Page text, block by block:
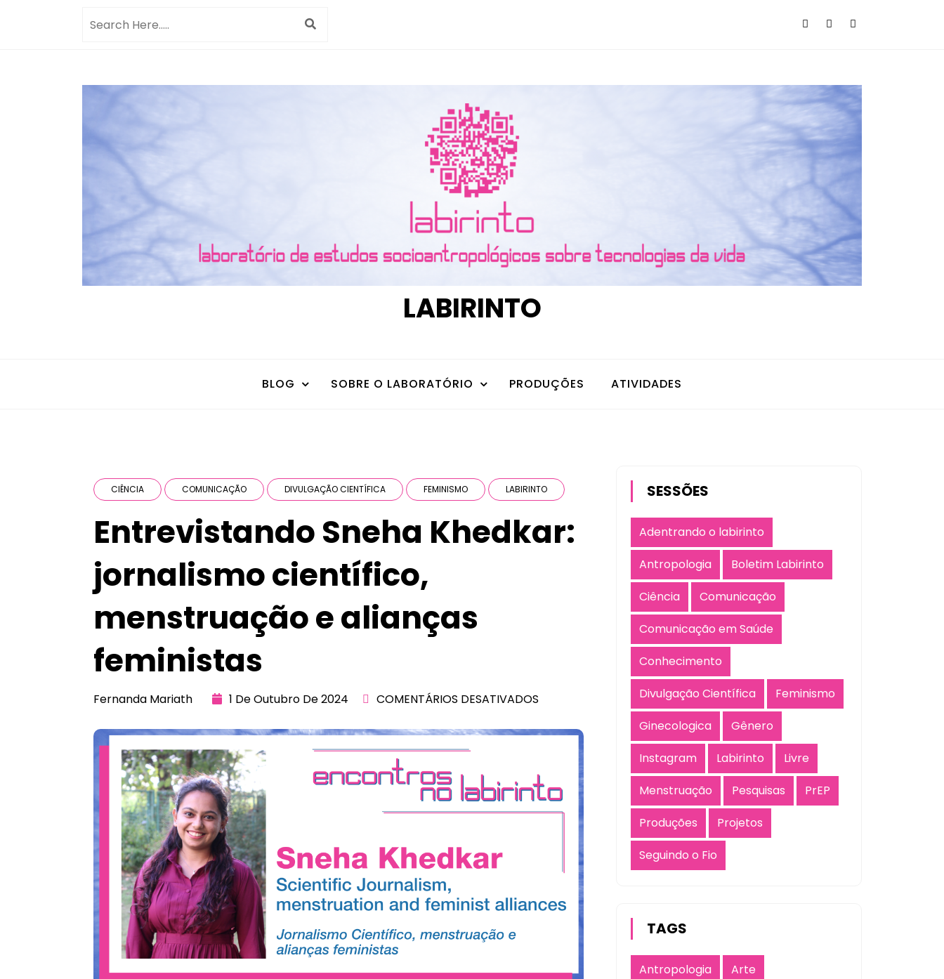
LABIRINTO
BLOG SOBRE O LABORATÓRIO PRODUÇÕES ATIVIDADES
CIÊNCIA COMUNICAÇÃO DIVULGAÇÃO CIENTÍFICA FEMINISMO LABIRINTO
Entrevistando Sneha Khedkar:
jornalismo científico,
menstruação e alianças
feministas
Fernanda Mariath 1 De Outubro De 2024 COMENTÁRIOS DESATIVADOS
SESSÕES
Adentrando o labirinto
Antropologia
Boletim Labirinto
Ciência
Comunicação
Comunicação em Saúde
Conhecimento
Divulgação Científica
Feminismo
Ginecologica
Gênero
Instagram
Labirinto
Livre
Menstruação
Pesquisas
PrEP
Produções
Projetos
Seguindo o Fio
TAGS
Antropologia
Arte